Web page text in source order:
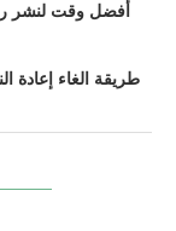
أفضل وقت لنشر
طريقة الغاء إعادة